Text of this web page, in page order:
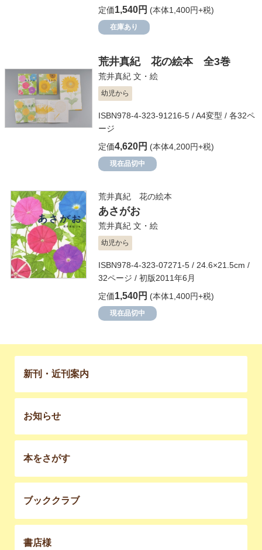
定価1,540円 (本体1,400円+税)
在庫あり
荒井真紀 花の絵本 全3巻
荒井真紀 文・絵
幼児から
ISBN978-4-323-91216-5 / A4変型 / 各32ペ
ージ
定価4,620円 (本体4,200円+税)
現在品切中
荒井真紀 花の絵本
あさがお
荒井真紀 文・絵
幼児から
ISBN978-4-323-07271-5 / 24.6×21.5cm /
32ページ / 初版2011年6月
定価1,540円 (本体1,400円+税)
現在品切中
新刊・近刊案内
お知らせ
本をさがす
ブッククラブ
書店様